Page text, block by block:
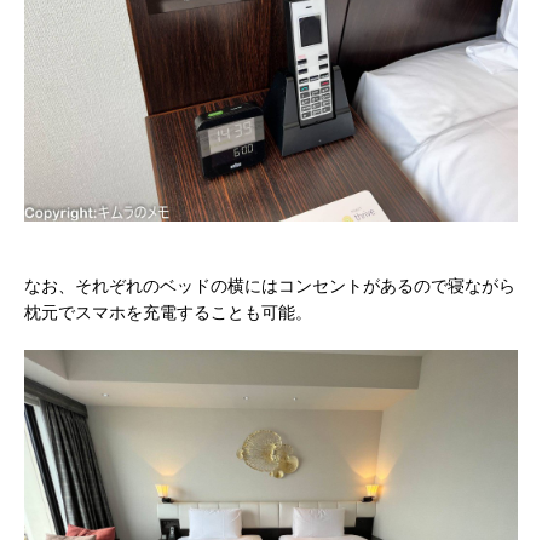
なお、それぞれのベッドの横にはコンセントがあるので寝ながら
枕元でスマホを充電することも可能。